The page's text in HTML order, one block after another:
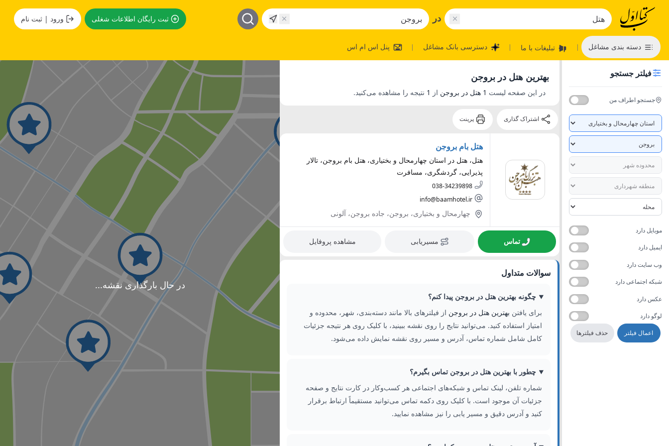
در ثبت رایگان اطلاعات شغلی ورود | ثبت نام
دسته بندی مشاغل | تبلیغات با ما | دسترسی بانک مشاغل | پنل اس ام اس
فیلتر جستجو
جستجو اطراف من
موبایل دارد
ایمیل دارد
وب سایت دارد
شبکه اجتماعی دارد
عکس دارد
لوگو دارد
حذف فیلترها
اعمال فیلتر
بهترین هتل در بروجن
در این صفحه لیست 1 هتل در بروجن از 1 نتیجه را مشاهده می‌کنید.
اشتراک گذاری
هتل بام بروجن
هتل، هتل در استان چهارمحال و بختیاری، هتل بام بروجن، تالار
پذیرایی، گردشگری، مسافرت
038-34239898
info@baamhotel.ir
چهارمحال و بختیاری، بروجن، جاده بروجن، آلونی
تماس مسیریابی مشاهده پروفایل
سوالات متداول
چگونه بهترین هتل در بروجن پیدا کنم؟
برای یافتن بهترین هتل در بروجن از فیلترهای بالا مانند دسته‌بندی، شهر، محدوده و
امتیاز استفاده کنید. می‌توانید نتایج را روی نقشه ببینید، با کلیک روی هر نتیجه جزئیات
کامل شامل شماره تماس، آدرس و مسیر روی نقشه نمایش داده می‌شود.
چطور با بهترین هتل در بروجن تماس بگیرم؟
شماره تلفن، لینک تماس و شبکه‌های اجتماعی هر کسب‌وکار در کارت نتایج و صفحه
جزئیات آن موجود است. با کلیک روی دکمه تماس می‌توانید مستقیماً ارتباط برقرار
کنید و آدرس دقیق و مسیر یابی را نیز مشاهده نمایید.
در حال بارگذاری نقشه...